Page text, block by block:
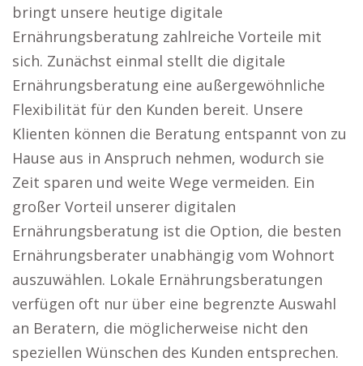
bringt unsere heutige digitale
Ernährungsberatung zahlreiche Vorteile mit
sich. Zunächst einmal stellt die digitale
Ernährungsberatung eine außergewöhnliche
Flexibilität für den Kunden bereit. Unsere
Klienten können die Beratung entspannt von zu
Hause aus in Anspruch nehmen, wodurch sie
Zeit sparen und weite Wege vermeiden. Ein
großer Vorteil unserer digitalen
Ernährungsberatung ist die Option, die besten
Ernährungsberater unabhängig vom Wohnort
auszuwählen. Lokale Ernährungsberatungen
verfügen oft nur über eine begrenzte Auswahl
an Beratern, die möglicherweise nicht den
speziellen Wünschen des Kunden entsprechen.